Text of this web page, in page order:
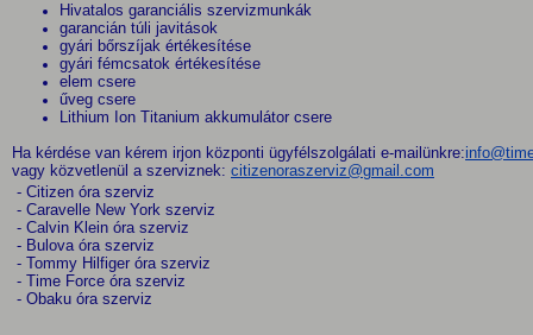
Hivatalos garanciális szervizmunkák
garancián túli javitások
gyári bőrszíjak értékesítése
gyári fémcsatok értékesítése
elem csere
űveg csere
Lithium Ion Titanium akkumulátor csere
Ha kérdése van kérem irjon központi ügyfélszolgálati e-mailünkre:
vagy közvetlenül a szerviznek: citizenoraszerviz@gmail.com
- Citizen óra szerviz
- Caravelle New York szerviz
- Calvin Klein óra szerviz
- Bulova óra szerviz
- Tommy Hilfiger óra szerviz
- Time Force óra szerviz
- Obaku óra szerviz